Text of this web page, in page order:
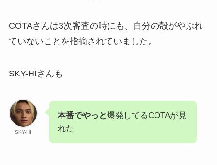
COTAさんは3次審査の時にも、自分の殻がやぶれ
ていないことを指摘されていました。
SKY-HIさんも
SKY-HI
本番でやっと爆発してるCOTAが見
れた